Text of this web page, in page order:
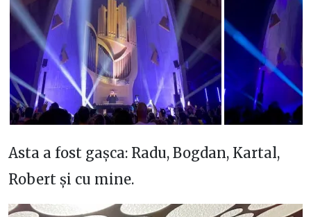
Asta a fost gașca: Radu, Bogdan, Kartal,
Robert și cu mine.